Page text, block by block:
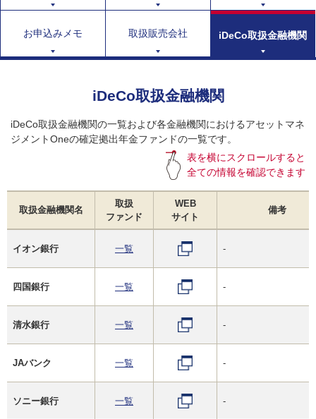
お申込みメモ 取扱販売会社 iDeCo取扱金融機関
iDeCo取扱金融機関
iDeCo取扱金融機関の一覧および各金融機関におけるアセットマネ
ジメントOneの確定拠出年金ファンドの一覧です。
表を横にスクロールすると
全ての情報を確認できます
取扱金融機関名
取扱
ファンド
WEB
サイト
備考
イオン銀行 一覧 -
四国銀行 一覧 -
清水銀行 一覧 -
JAバンク 一覧 -
ソニー銀行 一覧 -